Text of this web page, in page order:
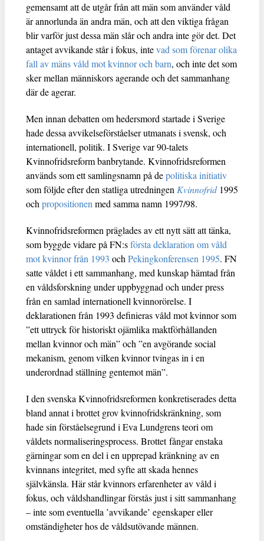
gemensamt att de utgår från att män som använder våld
är annorlunda än andra män, och att den viktiga frågan
blir varför just dessa män slår och andra inte gör det. Det
antaget avvikande står i fokus, intevad som förenar olika
fall av mäns våld mot kvinnor och barn, och inte det som
sker mellan människors agerande och det sammanhang
där de agerar.
Men innan debatten om hedersmord startade i Sverige
hade dessa avvikelseförståelser utmanats i svensk, och
internationell, politik. I Sverige var 90-talets
Kvinnofridsreform banbrytande. Kvinnofridsreformen
används som ett samlingsnamn på depolitiska initiativ
som följde efter den statliga utredningenKvinnofrid1995
ochpropositionenmed samma namn 1997/98.
Kvinnofridsreformen präglades av ett nytt sätt att tänka,
som byggde vidare på FN:sförsta deklaration om våld
mot kvinnor från 1993 ochPekingkonferensen 1995. FN
satte våldet i ett sammanhang, med kunskap hämtad från
en våldsforskning under uppbyggnad och under press
från en samlad internationell kvinnorörelse. I
deklarationen från 1993 definieras våld mot kvinnor som
”ett uttryck för historiskt ojämlika maktförhållanden
mellan kvinnor och män” och ”en avgörande social
mekanism, genom vilken kvinnor tvingas in i en
underordnad ställning gentemot män”.
I den svenska Kvinnofridsreformen konkretiserades detta
bland annat i brottet grov kvinnofridskränkning, som
hade sin förståelsegrund i Eva Lundgrens teori om
våldets normaliseringsprocess. Brottet fångar enstaka
gärningar som en del i en upprepad kränkning av en
kvinnans integritet, med syfte att skada hennes
självkänsla. Här står kvinnors erfarenheter av våld i
fokus, och våldshandlingar förstås just i sitt sammanhang
– inte som eventuella ’avvikande’ egenskaper eller
omständigheter hos de våldsutövande männen.